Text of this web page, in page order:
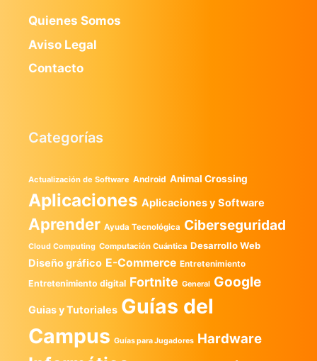
Quienes Somos
Aviso Legal
Contacto
Categorías
Actualización de Software Android Animal Crossing
Aplicaciones Aplicaciones y Software
Aprender Ayuda Tecnológica Ciberseguridad
Cloud Computing Computación Cuántica Desarrollo Web
Diseño gráfico E-Commerce Entretenimiento
Entretenimiento digital Fortnite General Google
Guias y Tutoriales Guías del
Campus Guías para Jugadores Hardware